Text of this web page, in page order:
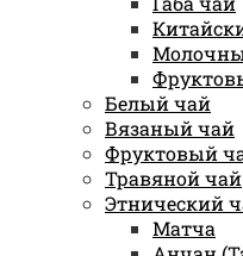
Белый чай
Вязаный чай
Фруктовый
Травяной чай
Этнический
Матча